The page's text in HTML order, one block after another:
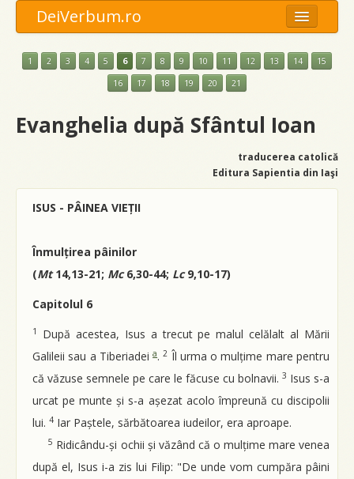
DeiVerbum.ro
1 2 3 4 5 6 7 8 9 10 11 12 13 14
15
16
17 18 19 20 21
Evanghelia după Sfântul Ioan
traducerea catolică
Editura Sapientia din Iaşi
ISUS - PÂINEA VIEȚII
Înmulțirea pâinilor
(Mt14,13-21; Mc6,30-44; Lc9,10-17)
Capitolul 6
1
După acestea, Isus a trecut pe malul celălalt al Mării
Galileii sau a Tiberiadei a.2 Îl urma o mulțime mare pentru
că văzuse semnele pe care le făcuse cu bolnavii. 3 Isus s-a
urcat pe munte și s-a așezat acolo împreună cu discipolii
lui. 4 Iar Paștele, sărbătoarea iudeilor, era aproape.
5 Ridicându-și ochii și văzând că o mulțime mare venea
după el, Isus i-a zis lui Filip: "De unde vom cumpăra pâini